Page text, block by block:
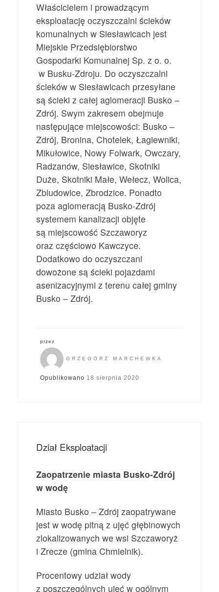
Właścicielem i prowadzącym
eksploatację oczyszczalni ścieków
komunalnych w Siesławicach jest
Miejskie Przedsiębiorstwo
Gospodarki Komunalnej Sp. z o. o.
w Busku-Zdroju. Do oczyszczalni
ścieków w Siesławicach przesyłane
są ścieki z całej aglomeracji Busko –
Zdrój. Swym zakresem obejmuje
następujące miejscowości: Busko –
Zdrój, Bronina, Chotelek, Łagiewniki,
Mikułowice, Nowy Folwark, Owczary,
Radzanów, Siesławice, Skotniki
Duże, Skotniki Małe, Wełecz, Wolica,
Zbludowice, Zbrodzice. Ponadto
poza aglomeracją Busko-Zdrój
systemem kanalizacji objęte
są miejscowość Szczaworyz
oraz częściowo Kawczyce.
Dodatkowo do oczyszczani
dowożone są ścieki pojazdami
asenizacyjnymi z terenu całej gminy
Busko – Zdrój.
przez
GRZEGORZ MARCHEWKA
Opublikowano 18 sierpnia 2020
Dział Eksploatacji
Zaopatrzenie miasta Busko-Zdrój
w wodę
Miasto Busko – Zdrój zaopatrywane
jest w wodę pitną z ujęć głębinowych
zlokalizowanych we wsi Szczaworyż
i Zrecze (gmina Chmielnik).
Procentowy udział wody
z poszczególnych ujęć w ogólnym